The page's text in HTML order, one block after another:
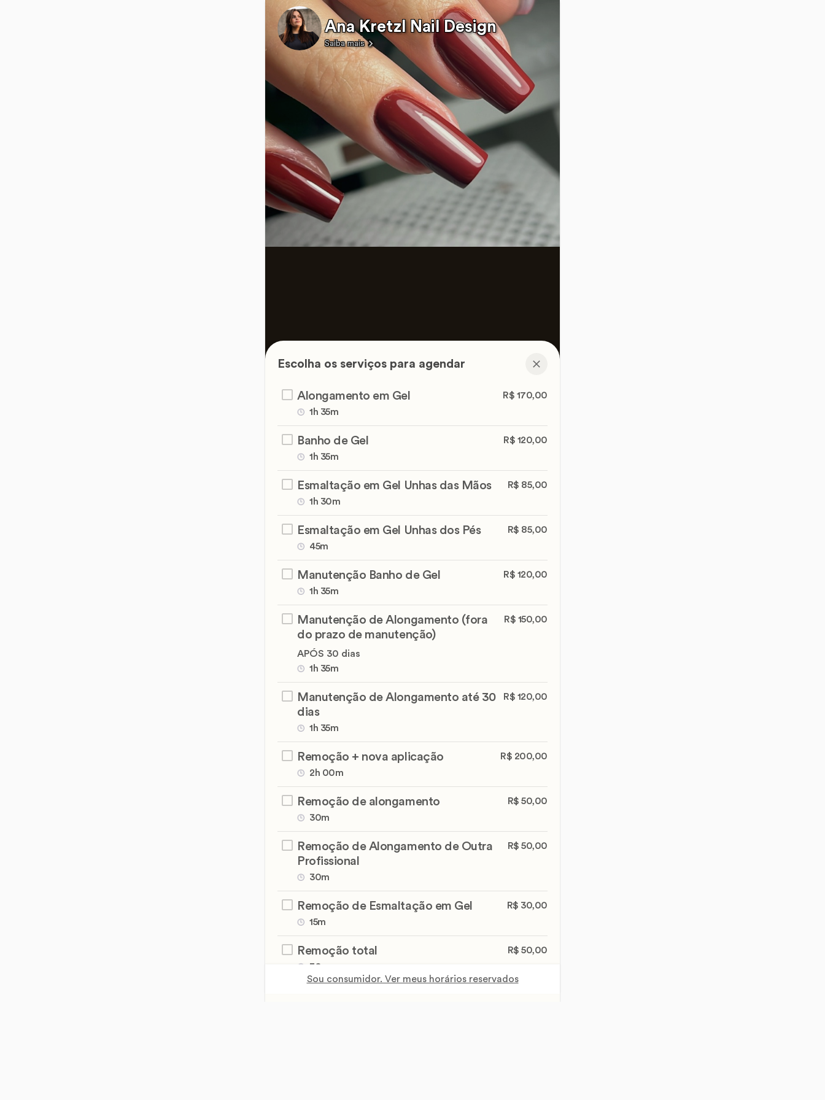
Ana Kretzl Nail Design
Saiba mais
Escolha os serviços para agendar
Alongamento em Gel
1h 35m
R$ 170,00
Banho de Gel
1h 35m
R$ 120,00
Esmaltação em Gel Unhas das Mãos
1h 30m
R$ 85,00
Esmaltação em Gel Unhas dos Pés
45m
R$ 85,00
Manutenção Banho de Gel
1h 35m
R$ 120,00
Manutenção de Alongamento (fora
do prazo de manutenção)
APÓS 30 dias
1h 35m
R$ 150,00
Manutenção de Alongamento até 30
dias
1h 35m
R$ 120,00
Remoção + nova aplicação
2h 00m
R$ 200,00
Remoção de alongamento
30m
R$ 50,00
Remoção de Alongamento de Outra
Profissional
30m
R$ 50,00
Remoção de Esmaltação em Gel
15m
R$ 30,00
Remoção total
30m
R$ 50,00
Sou consumidor. Ver meus horários reservados